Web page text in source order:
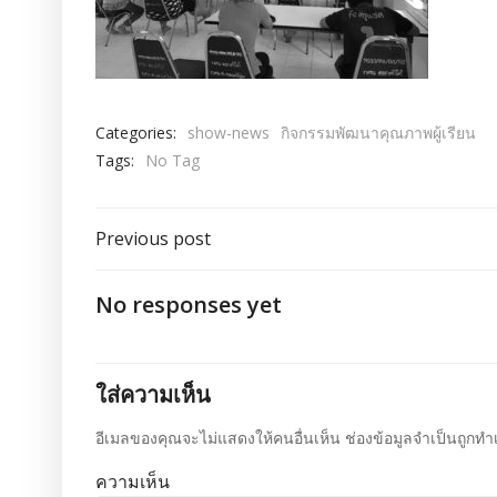
Categories: show-news กิจกรรมพัฒนาคุณภาพผู้เรียน
Tags:
No Tag
เมนู
นำทาง
Previous post
No responses yet
ใส่ความเห็น
อีเมลของคุณจะไม่แสดงให้คนอื่นเห็น ช่องข้อมูลจำเป็นถูกทำ
ความเห็น